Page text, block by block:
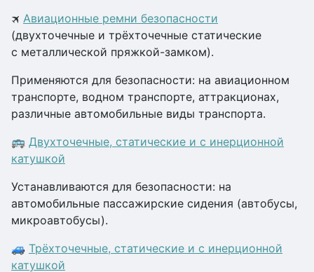
🛪 Авиационные ремни безопасности
(двухточечные и трёхточечные статические
с металлической пряжкой-замком).
Применяются для безопасности: на авиационном
транспорте, водном транспорте, аттракционах,
различные автомобильные виды транспорта.
🚌 Двухточечные, статические и с инерционной
катушкой
Устанавливаются для безопасности: на
автомобильные пассажирские сидения (автобусы,
микроавтобусы).
🚙 Трёхточечные, статические и с инерционной
катушкой